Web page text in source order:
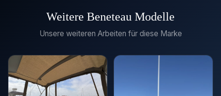
Weitere Beneteau Modelle
Unsere weiteren Arbeiten für diese Marke